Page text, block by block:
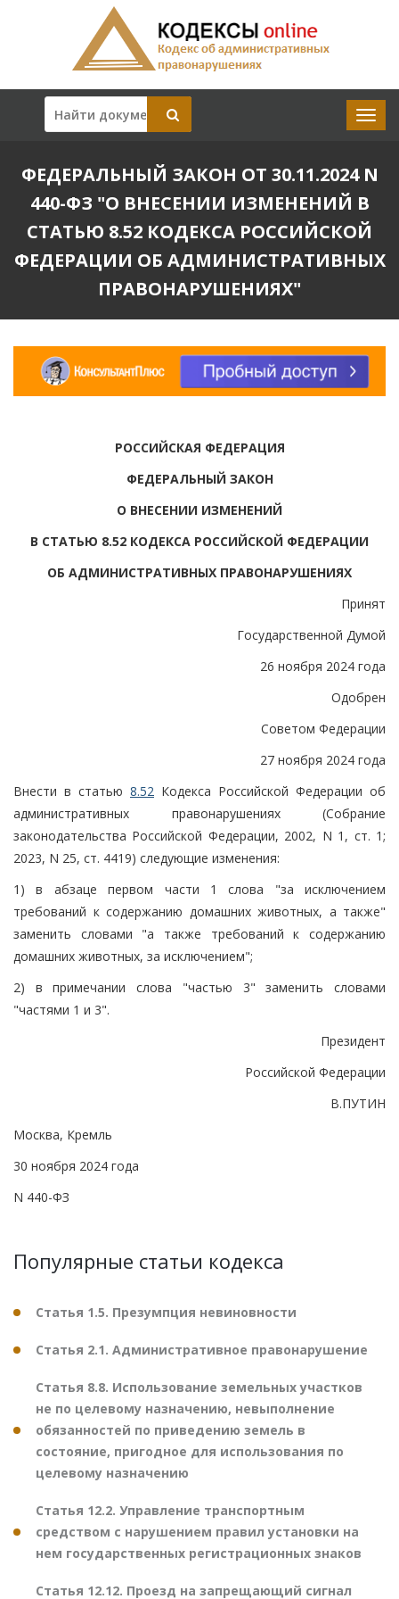
ФЕДЕРАЛЬНЫЙ ЗАКОН ОТ 30.11.2024 N
440-ФЗ "О ВНЕСЕНИИ ИЗМЕНЕНИЙ В
СТАТЬЮ 8.52 КОДЕКСА РОССИЙСКОЙ
ФЕДЕРАЦИИ ОБ АДМИНИСТРАТИВНЫХ
ПРАВОНАРУШЕНИЯХ"
РОССИЙСКАЯ ФЕДЕРАЦИЯ
ФЕДЕРАЛЬНЫЙ ЗАКОН
О ВНЕСЕНИИ ИЗМЕНЕНИЙ
В СТАТЬЮ 8.52 КОДЕКСА РОССИЙСКОЙ ФЕДЕРАЦИИ
ОБ АДМИНИСТРАТИВНЫХ ПРАВОНАРУШЕНИЯХ
Принят
Государственной Думой
26 ноября 2024 года
Одобрен
Советом Федерации
27 ноября 2024 года
Внести в статью 8.52 Кодекса Российской Федерации об
административных правонарушениях (Собрание
законодательства Российской Федерации, 2002, N 1, ст. 1;
2023, N 25, ст. 4419) следующие изменения:
1) в абзаце первом части 1 слова "за исключением
требований к содержанию домашних животных, а также"
заменить словами "а также требований к содержанию
домашних животных, за исключением";
2) в примечании слова "частью 3" заменить словами
"частями 1 и 3".
Президент
Российской Федерации
В.ПУТИН
Москва, Кремль
30 ноября 2024 года
N 440-ФЗ
Популярные статьи кодекса
Статья 1.5. Презумпция невиновности
Статья 2.1. Административное правонарушение
Статья 8.8. Использование земельных участков
не по целевому назначению, невыполнение
обязанностей по приведению земель в
состояние, пригодное для использования по
целевому назначению
Статья 12.2. Управление транспортным
средством с нарушением правил установки на
нем государственных регистрационных знаков
Статья 12.12. Проезд на запрещающий сигнал